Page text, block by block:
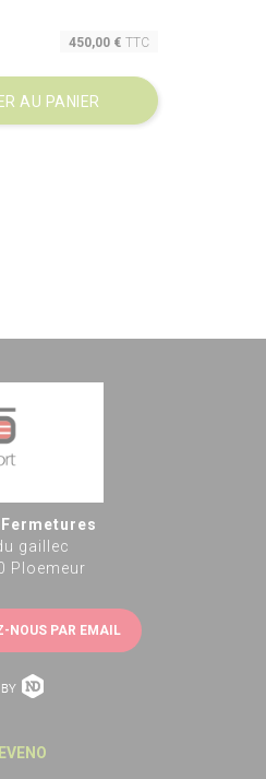
Prix
450,00 € TTC
AU PANIER
Fermetures
gaillec
Ploemeur
NOUS PAR EMAIL
EVENO